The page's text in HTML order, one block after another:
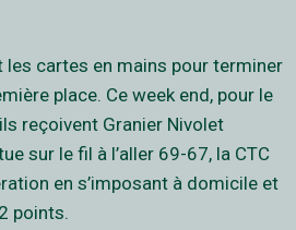
les cartes en mains pour terminer
place. Ce week end, pour le
reçoivent Granier Nivolet
sur le fil à l’aller 69-67, la CTC
en s’imposant à domicile et
points.